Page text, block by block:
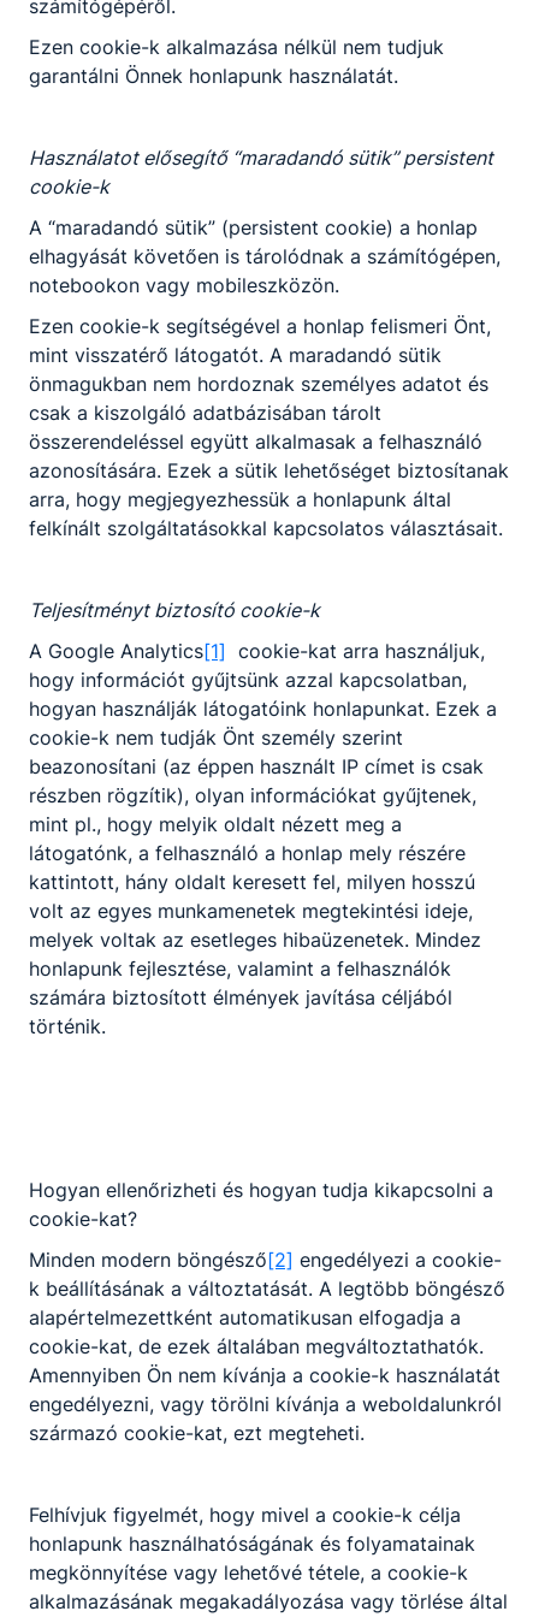
Bővebben a projektről
Határtalanul3.pdf
Tapasztalatszerzés Harruckern módra 3.
Tapasztalatszerzés Harruckern módra, immáron
harmadszor!
Bővebben a projektről
Csatolt fájlok
LanguageCert Vizsgaközpont partneri
együttműködés
-
Bővebben a projektről
Csatolt fájlok
A LanguageCert nyelvvizsgáról.doc
1
számítógépéről.
Ezen cookie-k alkalmazása nélkül nem tudjuk
garantálni Önnek honlapunk használatát.
Használatot elősegítő “maradandó sütik” persistent
cookie-k
A “maradandó sütik” (persistent cookie) a honlap
elhagyását követően is tárolódnak a számítógépen,
notebookon vagy mobileszközön.
Ezen cookie-k segítségével a honlap felismeri Önt,
mint visszatérő látogatót. A maradandó sütik
önmagukban nem hordoznak személyes adatot és
csak a kiszolgáló adatbázisában tárolt
összerendeléssel együtt alkalmasak a felhasználó
azonosítására. Ezek a sütik lehetőséget biztosítanak
arra, hogy megjegyezhessük a honlapunk által
felkínált szolgáltatásokkal kapcsolatos választásait.
Teljesítményt biztosító cookie-k
A Google Analytics[1] cookie-kat arra használjuk,
hogy információt gyűjtsünk azzal kapcsolatban,
hogyan használják látogatóink honlapunkat. Ezek a
cookie-k nem tudják Önt személy szerint
beazonosítani (az éppen használt IP címet is csak
részben rögzítik), olyan információkat gyűjtenek,
mint pl., hogy melyik oldalt nézett meg a
látogatónk, a felhasználó a honlap mely részére
kattintott, hány oldalt keresett fel, milyen hosszú
volt az egyes munkamenetek megtekintési ideje,
melyek voltak az esetleges hibaüzenetek. Mindez
honlapunk fejlesztése, valamint a felhasználók
számára biztosított élmények javítása céljából
történik.
Hogyan ellenőrizheti és hogyan tudja kikapcsolni a
cookie-kat?
Minden modern böngésző[2] engedélyezi a cookie-
k beállításának a változtatását. A legtöbb böngésző
alapértelmezettként automatikusan elfogadja a
cookie-kat, de ezek általában megváltoztathatók.
Amennyiben Ön nem kívánja a cookie-k használatát
engedélyezni, vagy törölni kívánja a weboldalunkról
származó cookie-kat, ezt megteheti.
Felhívjuk figyelmét, hogy mivel a cookie-k célja
honlapunk használhatóságának és folyamatainak
megkönnyítése vagy lehetővé tétele, a cookie-k
alkalmazásának megakadályozása vagy törlése által